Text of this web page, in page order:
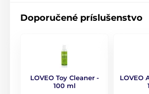
Doporučené príslušenstvo
LOVEO Toy Cleaner -
100 ml
LOVEO